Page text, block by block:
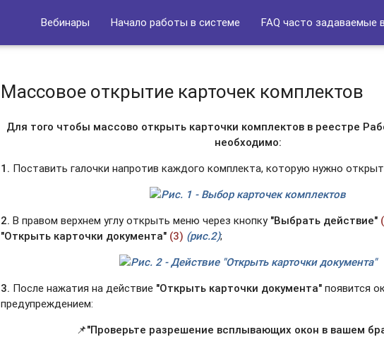
Вебинары Начало работы в системе FAQ часто задаваемые
Массовое открытие карточек комплектов
Для того чтобы массово открыть карточки комплектов в реестре
необходимо:
1. Поставить галочки напротив каждого комплекта, которую нужно
Рис. 1 - Выбор карточек комплектов
2.В правом верхнем углу открыть меню через кнопку"Выбрать действие"
"Открыть карточки документа" (3) (рис.2);
Рис. 2 - Действие "Открыть карточки документа"
3. После нажатия на действие "Открыть карточки документа"появится
предупреждением:
📌"Проверьте разрешение всплывающих окон в вашем